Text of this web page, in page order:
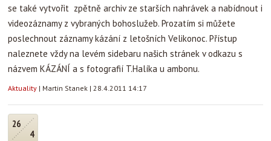
se také vytvořit zpětně archiv ze starších nahrávek a nabídnout i
videozáznamy z vybraných bohoslužeb. Prozatím si můžete
poslechnout záznamy kázání z letošních Velikonoc. Přístup
naleznete vždy na levém sidebaru našich stránek v odkazu s
názvem KÁZÁNÍ a s fotografií T.Halíka u ambonu.
Aktuality | Martin Stanek | 28.4.2011 14:17
26
4